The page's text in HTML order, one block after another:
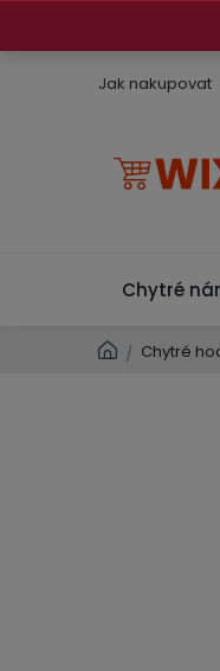
Jak nakupovat
Chytré
Domů
/ Chytré